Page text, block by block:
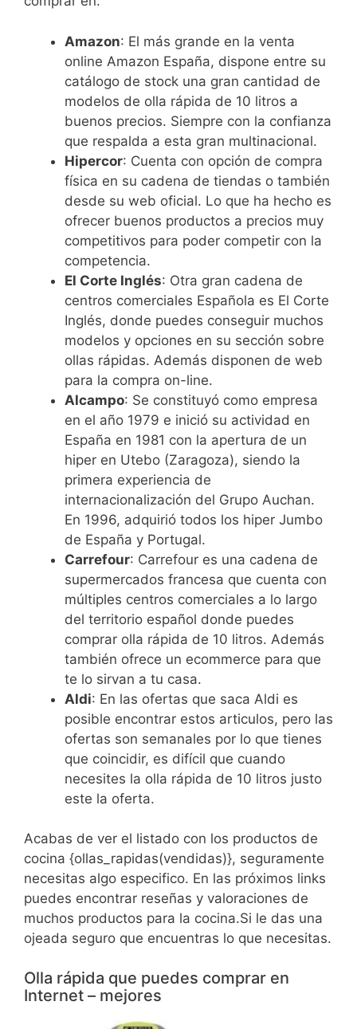
Amazon: El más grande en la venta
online Amazon España, dispone entre su
catálogo de stock una gran cantidad de
modelos de olla rápida de 10 litros a
buenos precios. Siempre con la confianza
que respalda a esta gran multinacional.
Hipercor: Cuenta con opción de compra
física en su cadena de tiendas o también
desde su web oficial. Lo que ha hecho es
ofrecer buenos productos a precios muy
competitivos para poder competir con la
competencia.
El Corte Inglés: Otra gran cadena de
centros comerciales Española es El Corte
Inglés, donde puedes conseguir muchos
modelos y opciones en su sección sobre
ollas rápidas. Además disponen de web
para la compra on-line.
Alcampo: Se constituyó como empresa
en el año 1979 e inició su actividad en
España en 1981 con la apertura de un
hiper en Utebo (Zaragoza), siendo la
primera experiencia de
internacionalización del Grupo Auchan.
En 1996, adquirió todos los hiper Jumbo
de España y Portugal.
Carrefour: Carrefour es una cadena de
supermercados francesa que cuenta con
múltiples centros comerciales a lo largo
del territorio español donde puedes
comprar olla rápida de 10 litros. Además
también ofrece un ecommerce para que
te lo sirvan a tu casa.
Aldi: En las ofertas que saca Aldi es
posible encontrar estos articulos, pero las
ofertas son semanales por lo que tienes
que coincidir, es difícil que cuando
necesites la olla rápida de 10 litros justo
este la oferta.
Acabas de ver el listado con los productos de
cocina {ollas_rapidas(vendidas)}, seguramente
necesitas algo especifico. En las próximos links
puedes encontrar reseñas y valoraciones de
muchos productos para la cocina.Si le das una
ojeada seguro que encuentras lo que necesitas.
Olla rápida que puedes comprar en
Internet – mejores